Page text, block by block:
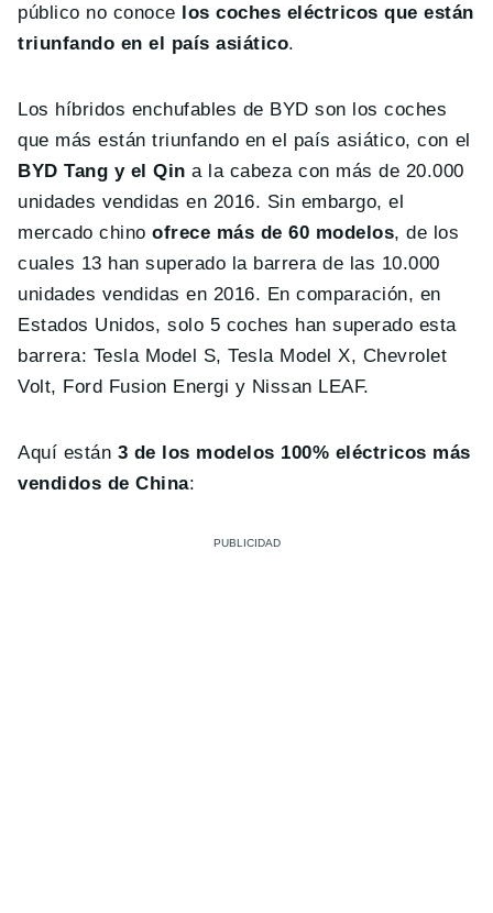
público no conoce los coches eléctricos que están
triunfando en el país asiático.
Los híbridos enchufables de BYD son los coches
que más están triunfando en el país asiático, con el
BYD Tang y el Qin a la cabeza con más de 20.000
unidades vendidas en 2016. Sin embargo, el
mercado chino ofrece más de 60 modelos, de los
cuales 13 han superado la barrera de las 10.000
unidades vendidas en 2016. En comparación, en
Estados Unidos, solo 5 coches han superado esta
barrera: Tesla Model S, Tesla Model X, Chevrolet
Volt, Ford Fusion Energi y Nissan LEAF.
Aquí están 3 de los modelos 100% eléctricos más
vendidos de China: